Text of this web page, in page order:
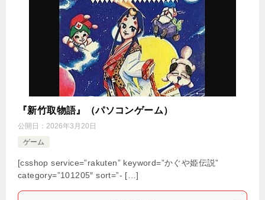
『新竹取物語』（パソコンゲーム）
公開日： 2026年3月20日
ゲーム
[csshop service=”rakuten” keyword=”かぐや姫伝説”
category=”101205″ sort=”- […]